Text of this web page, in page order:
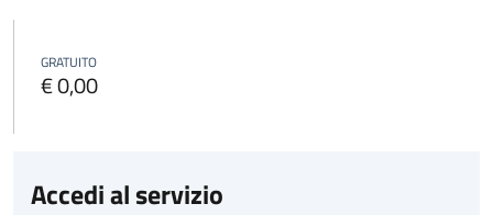
GRATUITO
€ 0,00
Accedi al servizio